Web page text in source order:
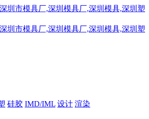
硅胶 IMD/IML 设计 渲染